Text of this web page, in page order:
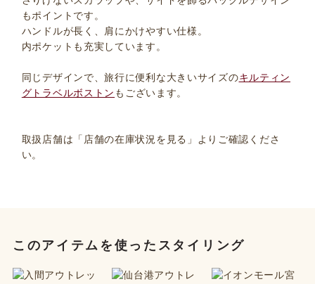
もポイントです。
ハンドルが長く、肩にかけやすい仕様。
内ポケットも充実しています。
同じデザインで、旅行に便利な大きいサイズのキルティン
グトラベルボストン もございます。
取扱店舗は「店舗の在庫状況を見る」よりご確認くださ
い。
このアイテムを使ったスタイリング